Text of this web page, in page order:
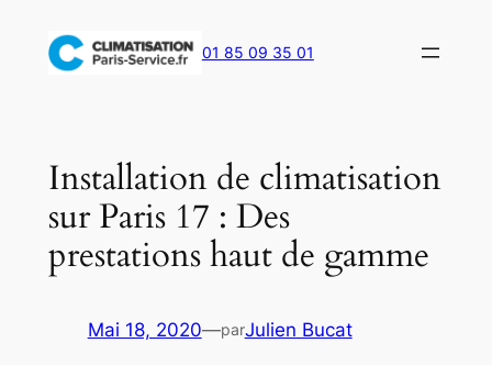
01 85 09 35 01
Installation de climatisation
sur Paris 17 : Des
prestations haut de gamme
Mai 18, 2020—parJulien Bucat